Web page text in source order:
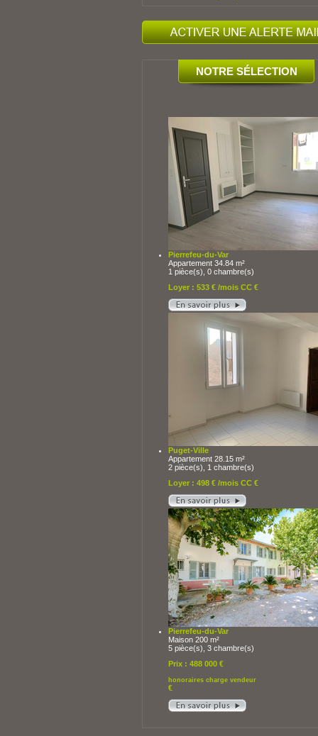
NOTRE SÉLECTION
Pierrefeu-du-Var
Appartement 34.84 m²
1 pièce(s), 0 chambre(s)
Loyer : 533 € /mois CC €
Puget-Ville
Appartement 28.15 m²
2 pièce(s), 1 chambre(s)
Loyer : 498 € /mois CC €
Pierrefeu-du-Var
Maison 200 m²
5 pièce(s), 3 chambre(s)
Prix : 488 000 €
honoraires charge vendeur
€